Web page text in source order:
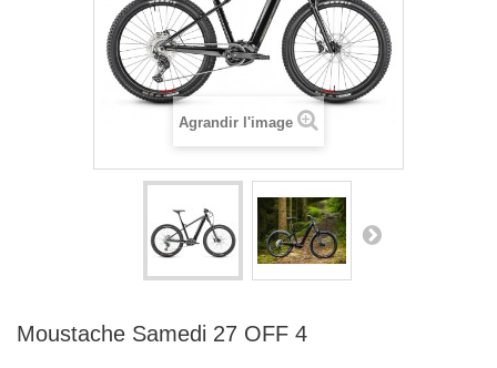
Agrandir l'image
Moustache Samedi 27 OFF 4